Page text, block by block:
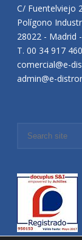
C/ Fuentelviejo
Polígono
28022 - Madrid
T. 00 34 917
comercial@e-
admin@e-